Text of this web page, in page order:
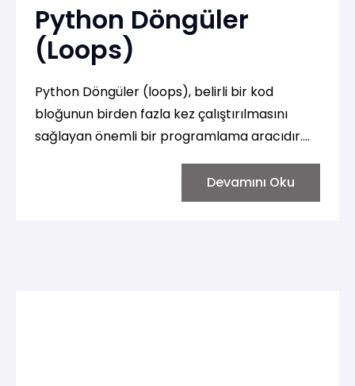
Python Döngüler
(Loops)
Python Döngüler (loops), belirli bir kod
bloğunun birden fazla kez çalıştırılmasını
sağlayan önemli bir programlama aracıdır.
döngü bulunmaktadır: for ve while döngüleri.
Devamını Oku